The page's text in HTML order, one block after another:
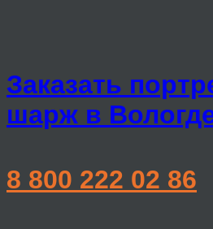
Заказать
шарж в
8 800 222 02 86